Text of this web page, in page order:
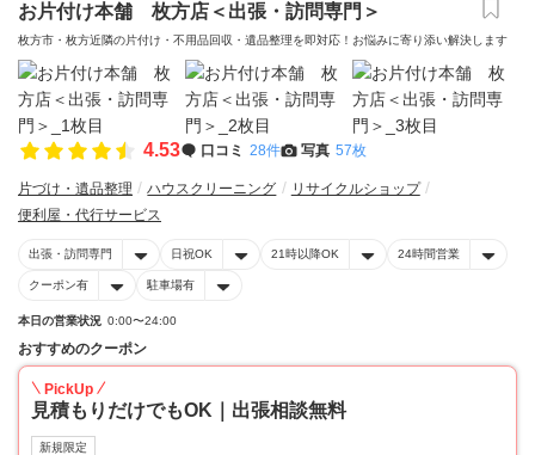
お片付け本舗 枚方店＜出張・訪問専門＞
枚方市・枚方近隣の片付け・不用品回収・遺品整理を即対応！お悩みに寄り添い解決します
4.53 口コミ 28件 写真 57枚
片づけ・遺品整理 ハウスクリーニング
リサイクルショップ
便利屋・代行サービス
出張・訪問専門 日祝OK 21時以降OK 24時間営業
クーポン有 駐車場有
本日の営業状況 0:00〜24:00
おすすめのクーポン
PickUp
見積もりだけでもOK｜出張相談無料
新規限定